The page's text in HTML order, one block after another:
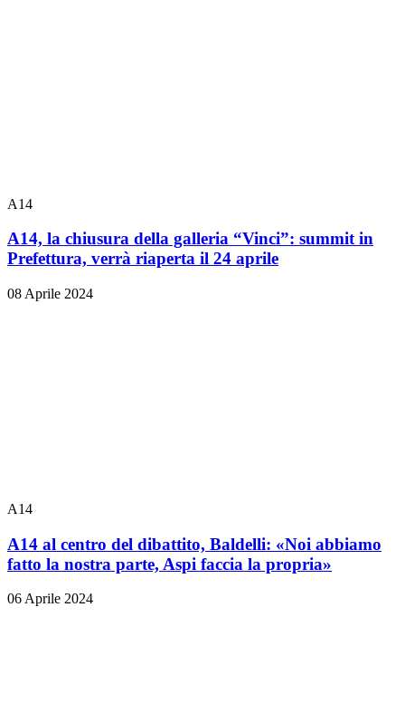
A14
A14, la chiusura della galleria “Vinci”: summit in
Prefettura, verrà riaperta il 24 aprile
08 Aprile 2024
A14
A14 al centro del dibattito, Baldelli: «Noi abbiamo
fatto la nostra parte, Aspi faccia la propria»
06 Aprile 2024